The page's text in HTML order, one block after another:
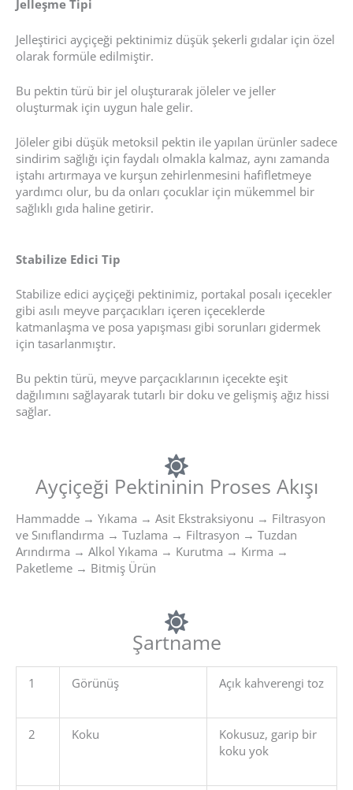
Jelleşme Tipi
Jelleştirici ayçiçeği pektinimiz düşük şekerli gıdalar için özel
olarak formüle edilmiştir.
Bu pektin türü bir jel oluşturarak jöleler ve jeller
oluşturmak için uygun hale gelir.
Jöleler gibi düşük metoksil pektin ile yapılan ürünler sadece
sindirim sağlığı için faydalı olmakla kalmaz, aynı zamanda
iştahı artırmaya ve kurşun zehirlenmesini hafifletmeye
yardımcı olur, bu da onları çocuklar için mükemmel bir
sağlıklı gıda haline getirir.
Stabilize Edici Tip
Stabilize edici ayçiçeği pektinimiz, portakal posalı içecekler
gibi asılı meyve parçacıkları içeren içeceklerde
katmanlaşma ve posa yapışması gibi sorunları gidermek
için tasarlanmıştır.
Bu pektin türü, meyve parçacıklarının içecekte eşit
dağılımını sağlayarak tutarlı bir doku ve gelişmiş ağız hissi
sağlar.
Ayçiçeği Pektininin Proses Akışı
Hammadde → Yıkama → Asit Ekstraksiyonu → Filtrasyon
ve Sınıflandırma → Tuzlama → Filtrasyon → Tuzdan
Arındırma → Alkol Yıkama → Kurutma → Kırma →
Paketleme → Bitmiş Ürün
Şartname
1 Görünüş Açık kahverengi toz
2 Koku
Kokusuz, garip bir
koku yok